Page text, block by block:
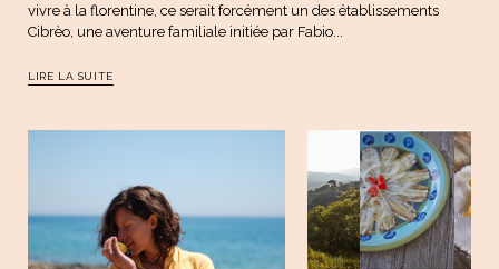
vivre à la florentine, ce serait forcément un des établissements
Cibrèo, une aventure familiale initiée par Fabio...
LIRE LA SUITE